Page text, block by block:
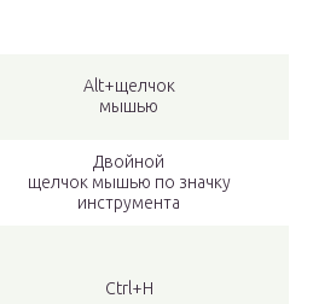
Alt+щелчок
мышью
Двойной
щелчок мышью по значку
инструмента
Ctrl+H